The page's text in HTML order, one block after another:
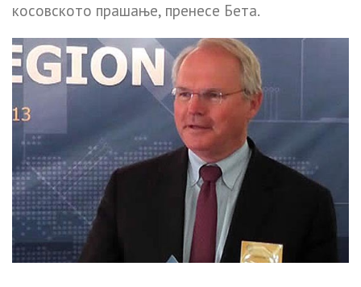
косовското прашање, пренесе Бета.